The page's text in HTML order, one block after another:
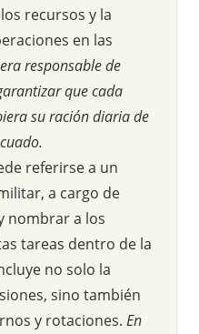
recursos y la
en las
responsable de
que cada
su ración diaria de
referirse a un
a cargo de
nombrar a los
tareas dentro de la
no solo la
sino también
y rotaciones. En